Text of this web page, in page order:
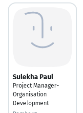
Sulekha Paul
Project Manager-
Organisation
Development